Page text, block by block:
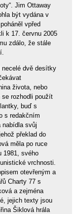
Jim Ottaway
být vydána v
vpřed
k 17. červnu 2005
zdálo, že stále
dvě desítky
života, nebo
rozhodli použít
buď s
s redakčním
nabídla svůj
překlad do
měla po ruce
1981, svého
vrchnosti.
otevřeným a
Charty 77 s
a zejména
jejich texty jsou
Šiklová hrála